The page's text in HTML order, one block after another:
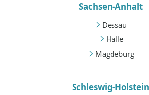
Sachsen-Anhalt
Dessau
Halle
Magdeburg
Schleswig-Holstein